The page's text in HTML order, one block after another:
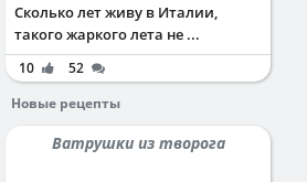
Сколько лет живу в Италии,
такого жаркого лета не ...
10
52
Новые рецепты
Ватрушки из творога